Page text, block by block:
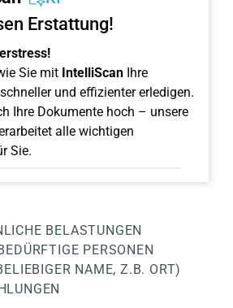
Erstattung!
Sie mit IntelliScan Ihre
und effizienter erledigen.
Ihre Dokumente hoch – unsere
alle wichtigen
Sie.
BELASTUNGEN
PERSONEN
NAME, Z.B. ORT)